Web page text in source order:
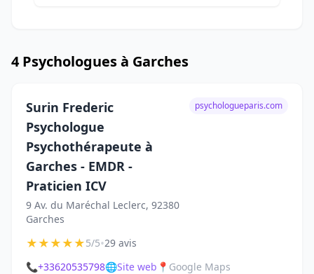
4 Psychologues à Garches
Surin Frederic
Psychologue
Psychothérapeute à
Garches - EMDR -
Praticien ICV
9 Av. du Maréchal Leclerc, 92380
Garches
psychologueparis.com
★★★★★5/5•29 avis
📞+33620535798🌐Site web 📍 Google Maps